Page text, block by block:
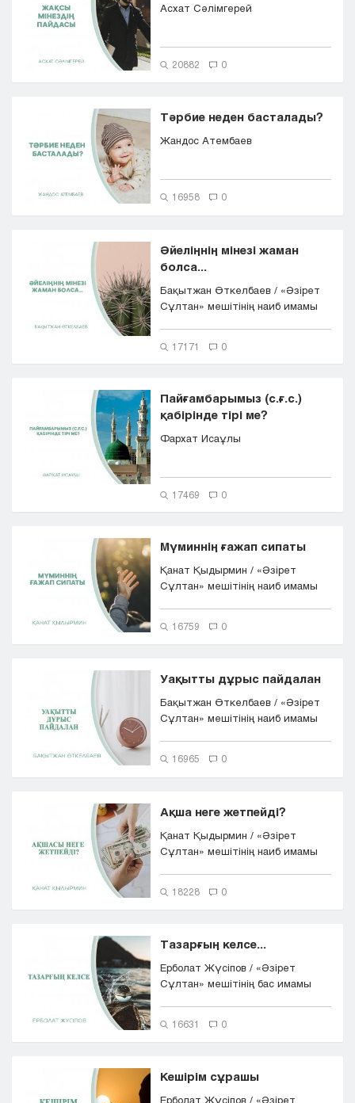
Асхат Сәлімгерей
20882 0
Тәрбие неден басталады?
Жандос Атембаев
16958 0
Әйеліңнің мінезі жаман
болса...
Бақытжан Өткелбаев / «Әзірет
Сұлтан» мешітінің наиб имамы
17171 0
Пайғамбарымыз (с.ғ.с.)
қабірінде тірі ме?
Фархат Исаұлы
17469 0
Мүминнің ғажап сипаты
Қанат Қыдырмин / «Әзірет
Сұлтан» мешітінің наиб имамы
16759 0
Уақытты дұрыс пайдалан
Бақытжан Өткелбаев / «Әзірет
Сұлтан» мешітінің наиб имамы
16965 0
Ақша неге жетпейді?
Қанат Қыдырмин / «Әзірет
Сұлтан» мешітінің наиб имамы
18228 0
Тазарғың келсе...
Ерболат Жүсіпов / «Әзірет
Сұлтан» мешітінің бас имамы
16631 0
Кешірім сұрашы
Ерболат Жүсіпов / «Әзірет